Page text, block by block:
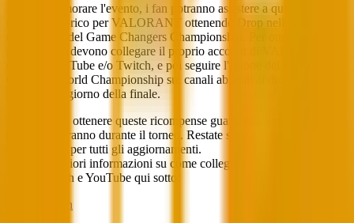
Per commemorare l'evento, i fan potranno assistere a questo
momento storico per VALORANT ottenendo Drop nelle
trasmissioni del Game Changers Championship. Per ottenere i drop,
gli spettatori devono collegare il proprio account di VALORANT a
quelli di YouTube e/o Twitch, e poi seguire l'azione del Game
Changers World Championship sui canali abilitati ai drop durante le
partite e nel giorno della finale.
Potete anche ottenere queste ricompense guardando i co-streamer
che ci sosterranno durante il torneo. Restate sintonizzati sui nostri
canali social per tutti gli aggiornamenti.
Trovate ulteriori informazioni su come collegare il vostro account
Riot a Twitch e YouTube qui sotto:
Twitch